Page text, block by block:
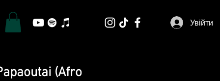
Увійти
(Afro